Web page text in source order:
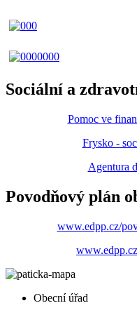
Sociální a
Pomoc ve
Frysko -
Agentura
Povodňový plán
www.edpp.cz/
Obecní úřad